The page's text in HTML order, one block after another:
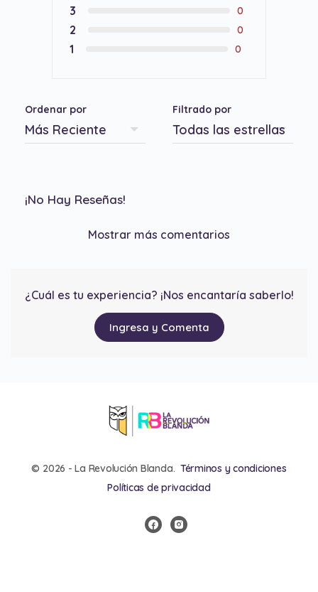
3 0
2 0
1 0
Ordenar por Filtrado por
¡No Hay Reseñas!
Mostrar más comentarios
¿Cuál es tu experiencia? ¡Nos encantaría saberlo!
Ingresa y Comenta
© 2026 - La Revolución Blanda. Términos y condiciones
Políticas de privacidad